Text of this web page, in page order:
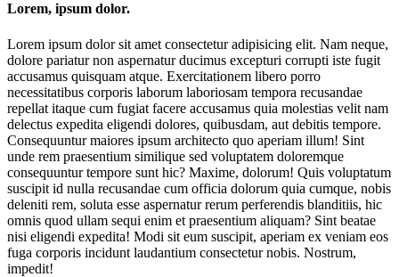
Lorem, ipsum dolor.
Lorem ipsum dolor sit amet consectetur adipisicing elit. Nam neque,
dolore pariatur non aspernatur ducimus excepturi corrupti iste fugit
accusamus quisquam atque. Exercitationem libero porro
necessitatibus corporis laborum laboriosam tempora recusandae
repellat itaque cum fugiat facere accusamus quia molestias velit nam
delectus expedita eligendi dolores, quibusdam, aut debitis tempore.
Consequuntur maiores ipsum architecto quo aperiam illum! Sint
unde rem praesentium similique sed voluptatem doloremque
consequuntur tempore sunt hic? Maxime, dolorum! Quis voluptatum
suscipit id nulla recusandae cum officia dolorum quia cumque, nobis
deleniti rem, soluta esse aspernatur rerum perferendis blanditiis, hic
omnis quod ullam sequi enim et praesentium aliquam? Sint beatae
nisi eligendi expedita! Modi sit eum suscipit, aperiam ex veniam eos
fuga corporis incidunt laudantium consectetur nobis. Nostrum,
impedit!